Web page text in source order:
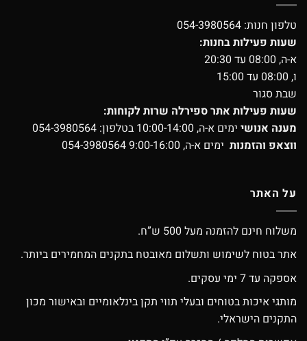
טלפון חנות:054-3980564
שעות פעילות בחנות:
א-ה, 08:00 עד 20:30
ו, 08:00 עד 15:00
שבת סגור
שעות פעילות אתר ספירלה שרות לקוחות:
מענה אנושיימים א-ה, 10:00-14:00 בטלפון:
054-3980564
ווצאפ והזמנותימים א-ה, 9:00-16:00 054-3980564
על האתר
משלוח חינם להזמנה מעל 500 ש”ח.
אתר בטוח לשימוש ותשלום מאובטח בתקנים המחמירים ביותר.
אספקה עד 7 ימי עסקים.
מותגי איכות בטוחים ובעלי תווי תקן בינלאומיים ובאישור מכון
התקנים הישראלי.